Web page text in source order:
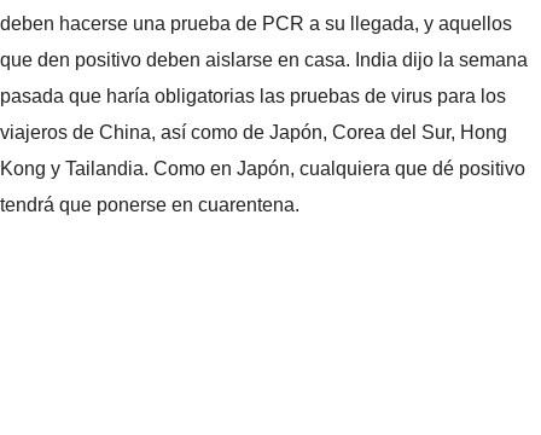
deben hacerse una prueba de PCR a su llegada, y aquellos
que den positivo deben aislarse en casa. India dijo la semana
pasada que haría obligatorias las pruebas de virus para los
viajeros de China, así como de Japón, Corea del Sur, Hong
Kong y Tailandia. Como en Japón, cualquiera que dé positivo
tendrá que ponerse en cuarentena.